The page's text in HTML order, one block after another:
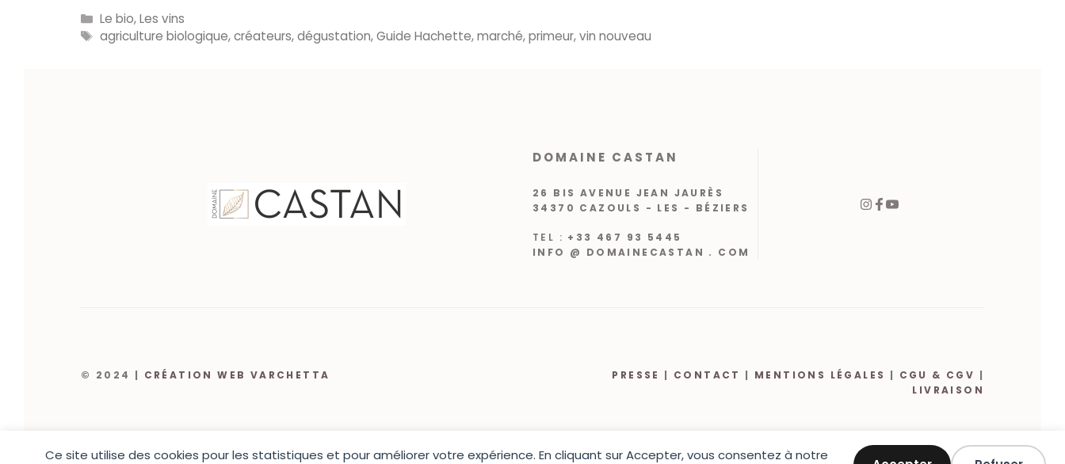
Ce site utilise des cookies pour les statistiques et pour améliorer votre expérience. En cliquant sur Accepter, vous consentez à notre
Catégories
Le bio,Les vins
Étiquettes
agriculture biologique,créateurs,dégustation,Guide Hachette,marché,primeur,vin nouveau
DOMAINE CASTAN
26 BIS AVENUE JEAN JAURÈS
34370 CAZOULS - LES - BÉZIERS
TEL : +33 467 93 5445
INFO @ DOMAINECASTAN . COM
© 2024 | CRÉATION WEB VARCHETTA PRESSE | CONTACT | MENTIONS LÉGALES | CGU & CGV |
LIVRAISON